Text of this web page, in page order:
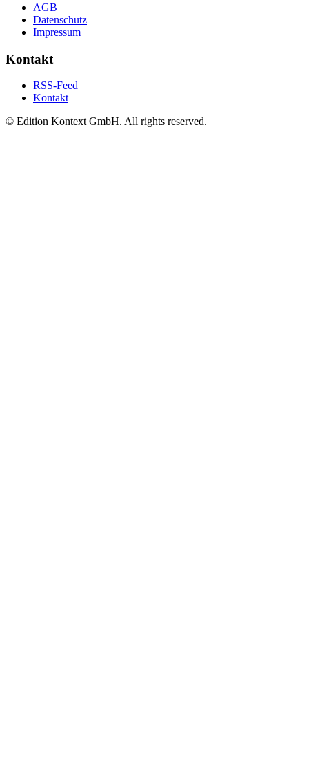
AGB
Datenschutz
Impressum
Kontakt
RSS-Feed
Kontakt
© Edition Kontext GmbH. All rights reserved.